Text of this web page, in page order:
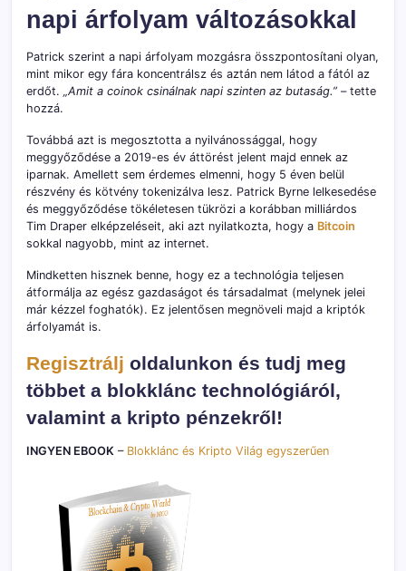
napi árfolyam változásokkal
Patrick szerint a napi árfolyam mozgásra összpontosítani olyan,
mint mikor egy fára koncentrálsz és aztán nem látod a fától az
erdőt. „Amit a coinok csinálnak napi szinten az butaság.” – tette
hozzá.
Továbbá azt is megosztotta a nyilvánossággal, hogy
meggyőződése a 2019-es év áttörést jelent majd ennek az
iparnak. Amellett sem érdemes elmenni, hogy 5 éven belül
részvény és kötvény tokenizálva lesz. Patrick Byrne lelkesedése
és meggyőződése tökéletesen tükrözi a korábban milliárdos
Tim Draper elképzeléseit, aki azt nyilatkozta, hogy a Bitcoin
sokkal nagyobb, mint az internet.
Mindketten hisznek benne, hogy ez a technológia teljesen
átformálja az egész gazdaságot és társadalmat (melynek jelei
már kézzel foghatók). Ez jelentősen megnöveli majd a kriptók
árfolyamát is.
Regisztrálj oldalunkon és tudj meg
többet a blokklánc technológiáról,
valamint a kripto pénzekről!
INGYEN EBOOK – Blokklánc és Kripto Világ egyszerűen